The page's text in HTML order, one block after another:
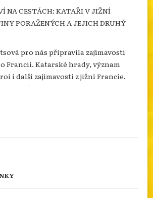
NA CESTÁCH: KATAŘI V JIŽNÍ
PORAŽENÝCH A JEJICH DRUHÝ
pro nás připravila zajímavosti
Francii. Katarské hrady, význam
i další zajímavosti z jižní Francie.
na našem webu.
jejich-d...